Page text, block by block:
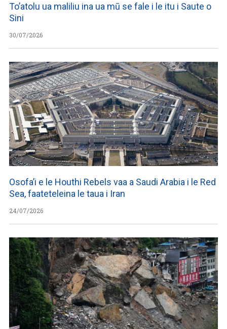
To’atolu ua maliliu ina ua mū se fale i le itu i Saute o
Sini
30/07/2026
Osofa’i e le Houthi Rebels vaa a Saudi Arabia i le Red
Sea, faateteleina le taua i Iran
24/07/2026